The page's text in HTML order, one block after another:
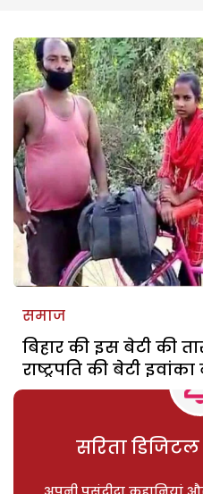
समाज
बिहार की इस बेटी की
राष्ट्रपति की बेटी
सरिता